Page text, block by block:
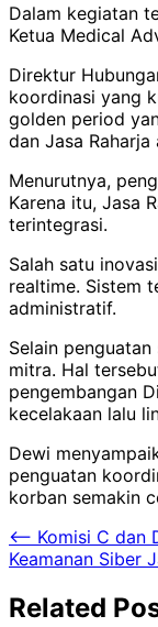
Dalam kegiatan
Ketua Medical
Direktur
koordinasi yang
golden period
dan Jasa
Menurutnya,
Karena itu, Jasa
terintegrasi.
Salah satu
realtime. Sistem
administratif.
Selain
mitra. Hal
pengembangan
kecelakaan lalu
Dewi
penguatan
korban semakin
Navigasi
pos
⟵ Komisi C dan
Keamanan Siber
Related